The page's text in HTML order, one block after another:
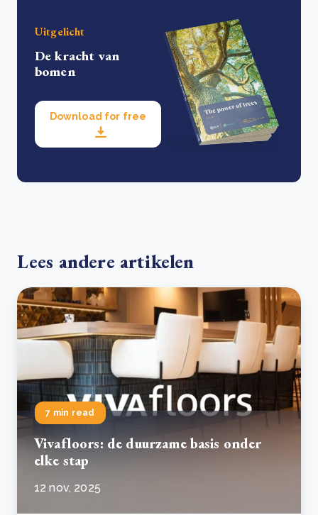
Uitgelicht
De kracht van
bomen
Download for free
Lees andere artikelen
7 min read
Vivafloors: de duurzame basis onder
elke stap
12 nov, 2025